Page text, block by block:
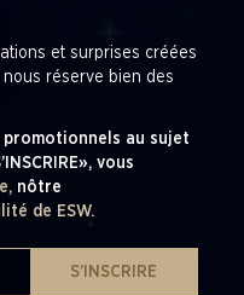
et surprises créées
réserve bien des
promotionnels au sujet
vous
nôtre
de ESW.
S’INSCRIRE